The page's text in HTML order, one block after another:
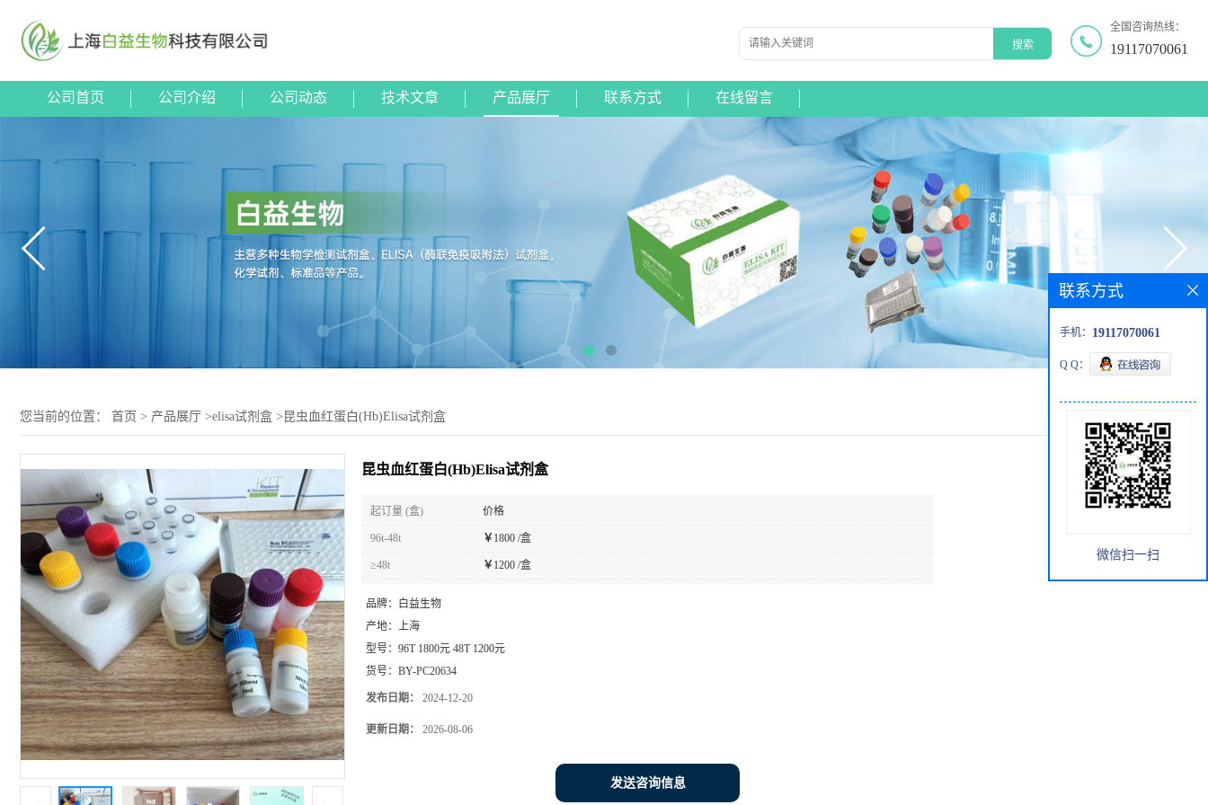
全国咨询热线：
19117070061
公司首页 公司介绍 公司动态 技术文章 产品展厅 联系方式 在线留言
您当前的位置： 首页 > 产品展厅 >elisa试剂盒 > 昆虫血红蛋白(Hb)Elisa试剂盒
昆虫血红蛋白(Hb)Elisa试剂盒
起订量 (盒) 价格
96t-48t ￥ 1800 /盒
≥48t ￥ 1200 /盒
品牌：
白益生物
产地： 上海
型号： 96T 1800元 48T 1200元
货号： BY-PC20634
发布日期： 2024-12-20
更新日期： 2026-08-06
发送咨询信息
联系方式
手机： 19117070061
Q Q：
微信扫一扫